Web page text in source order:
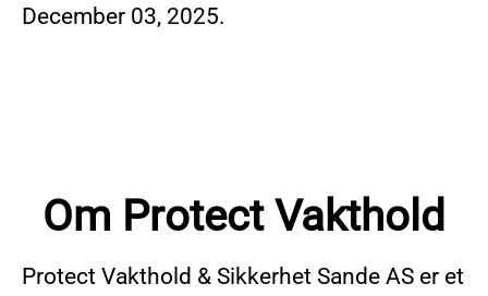
December 03, 2025.
Om Protect Vakthold
Protect Vakthold & Sikkerhet Sande AS er et